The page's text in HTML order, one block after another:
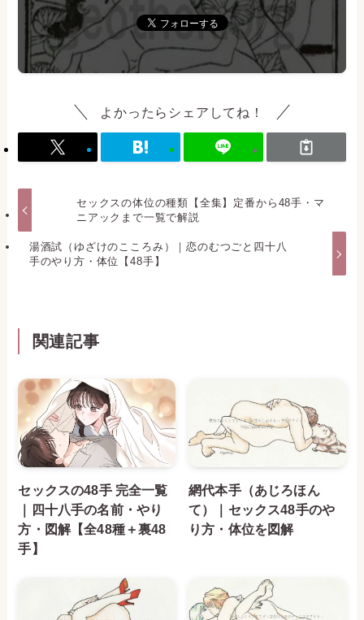
よかったらシェアしてね！
セックスの体位の種類【全集】定番から48手・マ
ニアックまで一覧で解説
湯酒試（ゆざけのこころみ）｜恋のむつごと四十八
手のやり方・体位【48手】
関連記事
セックスの48手 完全一覧
｜四十八手の名前・やり
方・図解【全48種＋裏48
手】
網代本手（あじろほん
て）｜セックス48手のや
り方・体位を図解